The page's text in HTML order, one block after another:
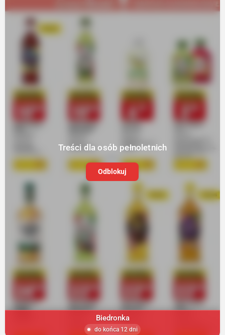
Treści dla osób pełnoletnich
Odblokuj
Biedronka
do końca 12 dni